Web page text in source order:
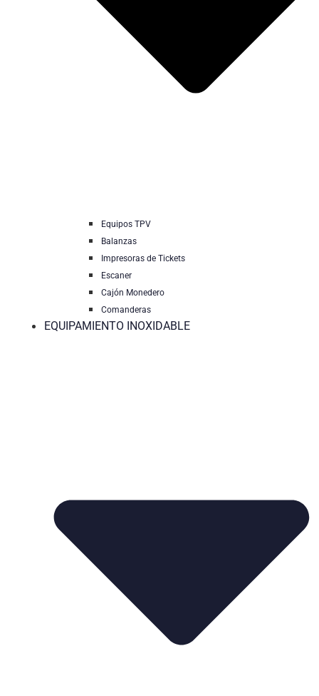
Equipos TPV
Balanzas
Impresoras de Tickets
Escaner
Cajón Monedero
Comanderas
EQUIPAMIENTO INOXIDABLE